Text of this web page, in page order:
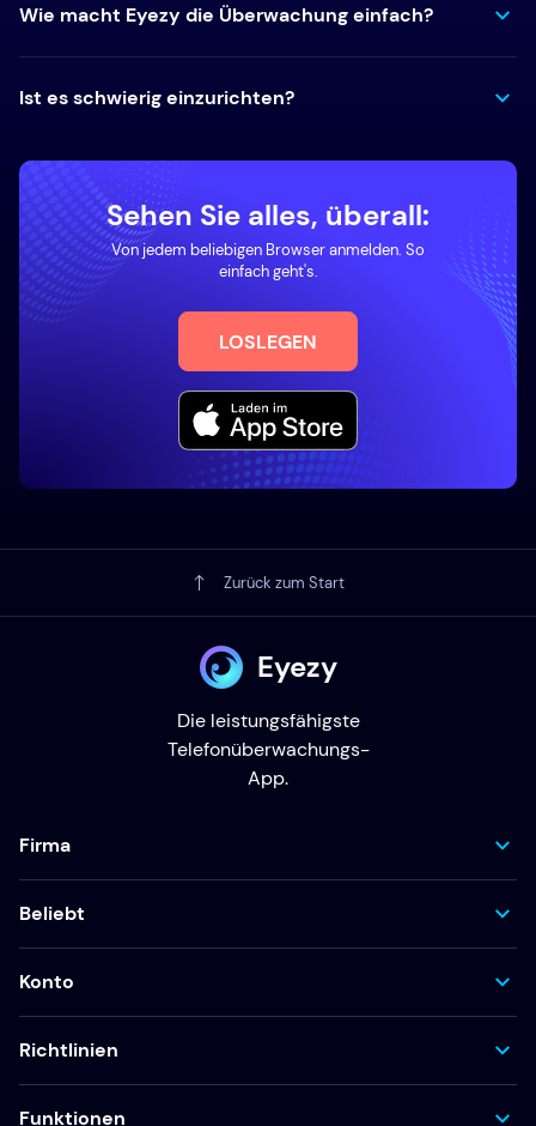
Wie macht Eyezy die Überwachung einfach?
Ist es schwierig einzurichten?
Sehen Sie alles, überall:
Von jedem beliebigen Browser anmelden. So
einfach geht's.
LOSLEGEN
Zurück zum Start
Eyezy
Die leistungsfähigste
Telefonüberwachungs-
App.
Firma
Beliebt
Konto
Richtlinien
Funktionen